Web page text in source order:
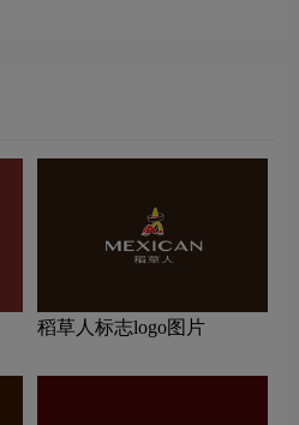
稻草人标志logo图片